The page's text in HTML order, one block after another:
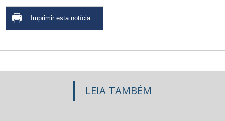
LEIA TAMBÉM